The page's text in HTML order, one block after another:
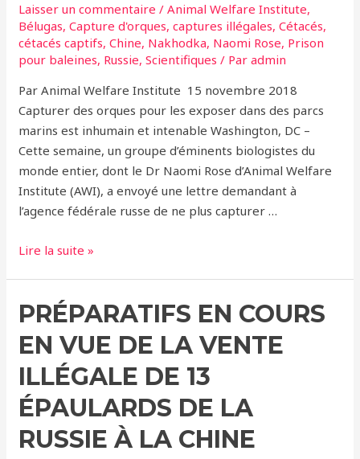
Laisser un commentaire /Animal Welfare Institute,
Bélugas,Capture d'orques,captures illégales,Cétacés,
cétacés captifs,Chine, Nakhodka, Naomi Rose, Prison
pour baleines, Russie,Scientifiques / Paradmin
Par Animal Welfare Institute 15 novembre 2018
Capturer des orques pour les exposer dans des parcs
marins est inhumain et intenable Washington, DC –
Cette semaine, un groupe d’éminents biologistes du
monde entier, dont le Dr Naomi Rose d’Animal Welfare
Institute (AWI), a envoyé une lettre demandant à
l’agence fédérale russe de ne plus capturer …
25
la
à
arrêter
la
capture
des
orques
Lire la suite »
PRÉPARATIFS EN COURS
EN VUE DE LA VENTE
ILLÉGALE DE 13
ÉPAULARDS DE LA
RUSSIE À LA CHINE